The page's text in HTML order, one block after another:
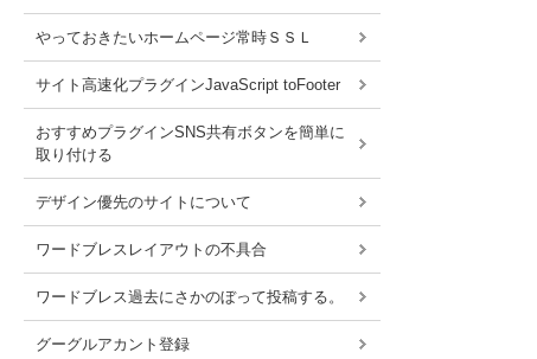
やっておきたいホームページ常時ＳＳＬ
サイト高速化プラグインJavaScript toFooter
おすすめプラグインSNS共有ボタンを簡単に
取り付ける
デザイン優先のサイトについて
ワードブレスレイアウトの不具合
ワードブレス過去にさかのぼって投稿する。
グーグルアカント登録